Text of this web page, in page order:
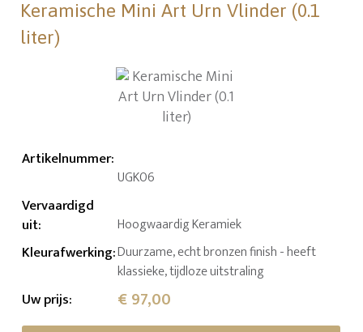
Keramische Mini Art Urn Vlinder (0.1
liter)
Artikelnummer:
UGK06
Vervaardigd
uit: Hoogwaardig Keramiek
Kleurafwerking:Duurzame, echt bronzen finish - heeft
klassieke, tijdloze uitstraling
Uw prijs: € 97,00